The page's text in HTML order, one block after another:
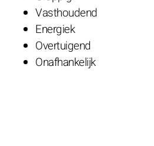
Vasthoudend
Energiek
Overtuigend
Onafhankelijk